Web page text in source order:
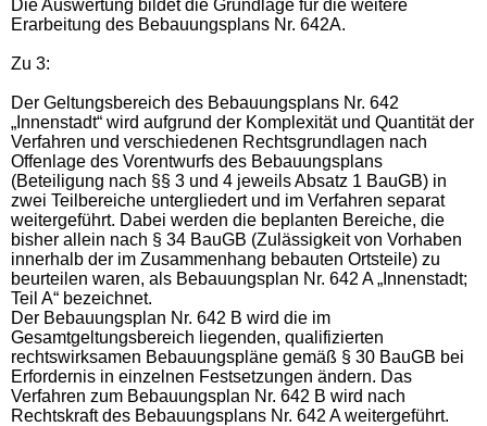
Die Auswertung bildet die Grundlage für die weitere
Erarbeitung des Bebauungsplans Nr. 642A.
Zu 3:
Der Geltungsbereich des Bebauungsplans Nr. 642
„Innenstadt“ wird aufgrund der Komplexität und Quantität der
Verfahren und verschiedenen Rechtsgrundlagen nach
Offenlage des Vorentwurfs des Bebauungsplans
(Beteiligung nach §§ 3 und 4 jeweils Absatz 1 BauGB) in
zwei Teilbereiche untergliedert und im Verfahren separat
weitergeführt. Dabei werden die beplanten Bereiche, die
bisher allein nach § 34 BauGB (Zulässigkeit von Vorhaben
innerhalb der im Zusammenhang bebauten Ortsteile) zu
beurteilen waren, als Bebauungsplan Nr. 642 A „Innenstadt;
Teil A“ bezeichnet.
Der Bebauungsplan Nr. 642 B wird die im
Gesamtgeltungsbereich liegenden, qualifizierten
rechtswirksamen Bebauungspläne gemäß § 30 BauGB bei
Erfordernis in einzelnen Festsetzungen ändern. Das
Verfahren zum Bebauungsplan Nr. 642 B wird nach
Rechtskraft des Bebauungsplans Nr. 642 A weitergeführt.